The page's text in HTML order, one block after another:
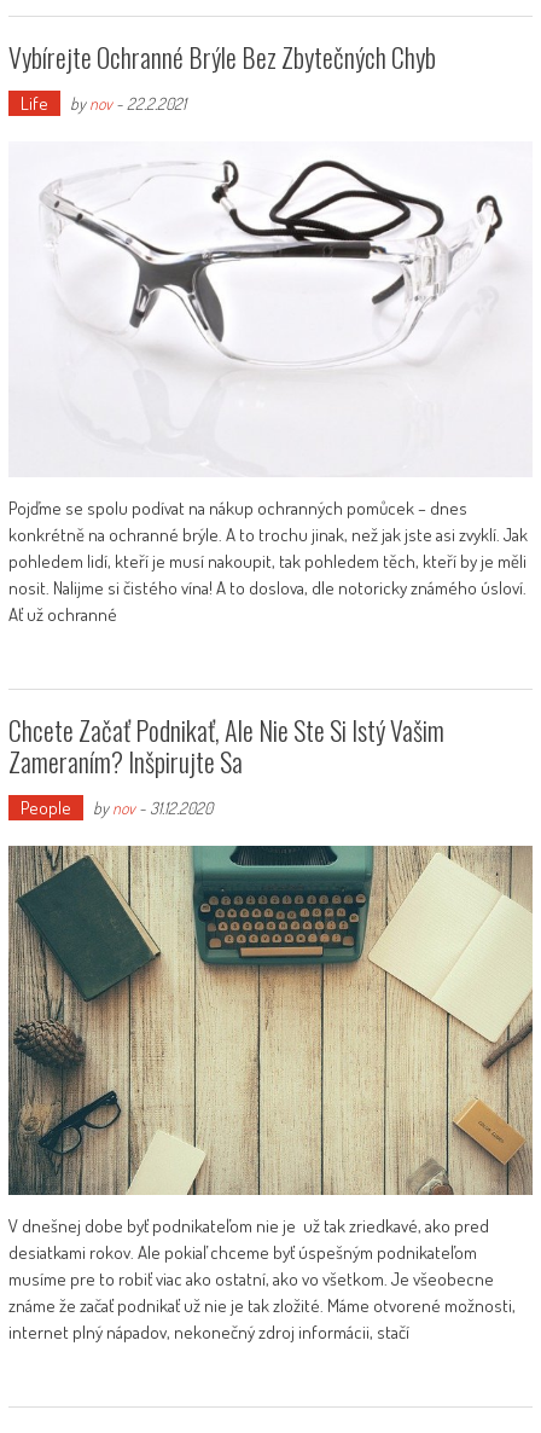
Vybírejte Ochranné Brýle Bez Zbytečných Chyb
Life bynov- 22.2.2021
Pojďme se spolu podívat na nákup ochranných pomůcek – dnes
konkrétně na ochranné brýle. A to trochu jinak, než jak jste asi zvyklí. Jak
pohledem lidí, kteří je musí nakoupit, tak pohledem těch, kteří by je měli
nosit. Nalijme si čistého vína! A to doslova, dle notoricky známého úsloví.
Ať už ochranné
Chcete Začať Podnikať, Ale Nie Ste Si Istý Vašim
Zameraním? Inšpirujte Sa
People bynov- 31.12.2020
V dnešnej dobe byť podnikateľom nie je už tak zriedkavé, ako pred
desiatkami rokov. Ale pokiaľ chceme byť úspešným podnikateľom
musíme pre to robiť viac ako ostatní, ako vo všetkom. Je všeobecne
známe že začať podnikať už nie je tak zložité. Máme otvorené možnosti,
internet plný nápadov, nekonečný zdroj informácii, stačí